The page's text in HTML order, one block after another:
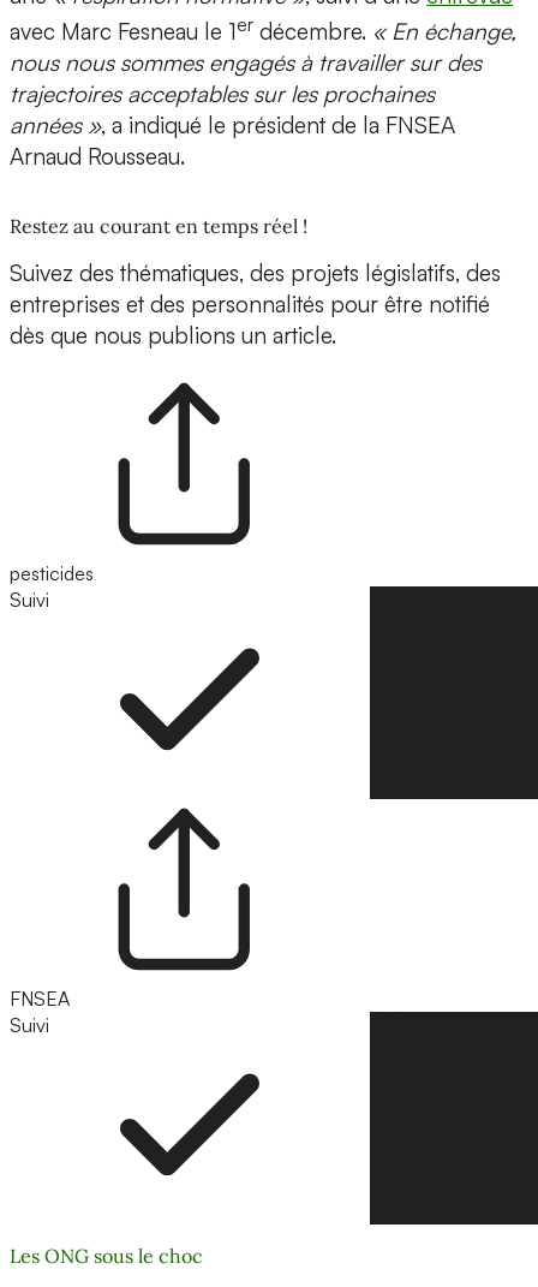
avec Marc Fesneau le 1er décembre. « En échange,
nous nous sommes engagés à travailler sur des
trajectoires acceptables sur les prochaines
années », a indiqué le président de la FNSEA
Arnaud Rousseau.
Restez au courant en temps réel !
Suivez des thématiques, des projets législatifs, des
entreprises et des personnalités pour être notifié
dès que nous publions un article.
pesticides
Suivi
FNSEA
Suivi
Les ONG sous le choc